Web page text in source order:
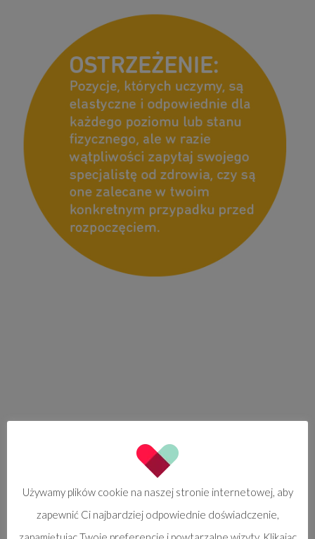
Używamy plików cookie na naszej stronie internetowej, aby
zapewnić Ci najbardziej odpowiednie doświadczenie,